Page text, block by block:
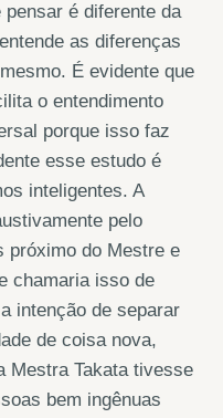
é diferente da
as diferenças
É evidente que
o entendimento
porque isso faz
esse estudo é
inteligentes. A
pelo
próximo do Mestre e
chamaria isso de
intenção de separar
de coisa nova,
Mestra Takata tivesse
bem ingênuas